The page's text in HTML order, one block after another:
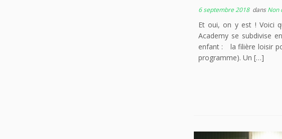
6 septembre 2018dansNon
Et oui, on y est ! Voici
Academy se subdivise
enfant : la filière loisir
programme). Un […]